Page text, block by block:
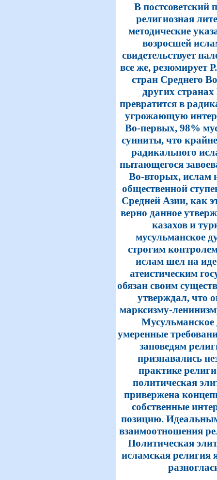
В постсоветский
религиозная
методические
возросшей
свидетельствует
все же, резюмирует
стран Среднего
других
превратится в
угрожающую
Во-первых, 98%
сунниты, что
радикального
пытающегося
Во-вторых, ислам
общественной
Средней Азии, как
верно данное
казахов и
мусульманское
строгим
ислам шел на
атеистическим
обязан своим
утверждал, что
марксизму-
Мусульманское
умеренные
заповедям
признавались
практике
политическая
привержена
собственные
позицию.
взаимоотношения
Политическая
исламская религия